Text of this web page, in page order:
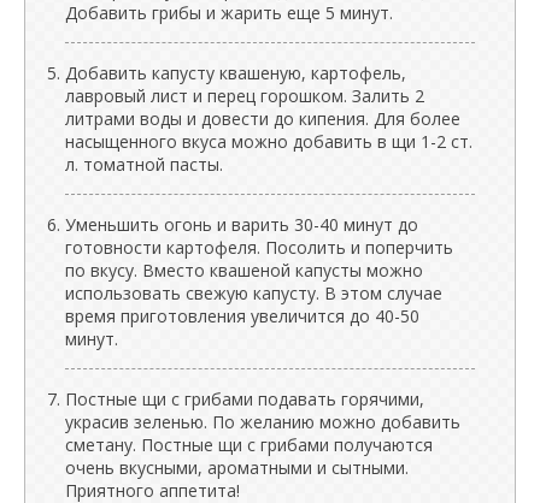
Добавить грибы и жарить еще 5 минут.
Добавить капусту квашеную, картофель,
лавровый лист и перец горошком. Залить 2
литрами воды и довести до кипения. Для более
насыщенного вкуса можно добавить в щи 1-2 ст.
л. томатной пасты.
Уменьшить огонь и варить 30-40 минут до
готовности картофеля. Посолить и поперчить
по вкусу. Вместо квашеной капусты можно
использовать свежую капусту. В этом случае
время приготовления увеличится до 40-50
минут.
Постные щи с грибами подавать горячими,
украсив зеленью. По желанию можно добавить
сметану. Постные щи с грибами получаются
очень вкусными, ароматными и сытными.
Приятного аппетита!